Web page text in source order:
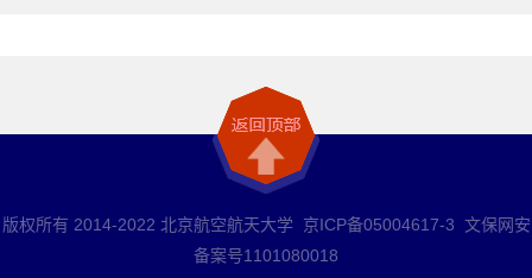
版权所有 2014-2022 北京航空航天大学 京ICP备05004617-3 文保网安
备案号1101080018